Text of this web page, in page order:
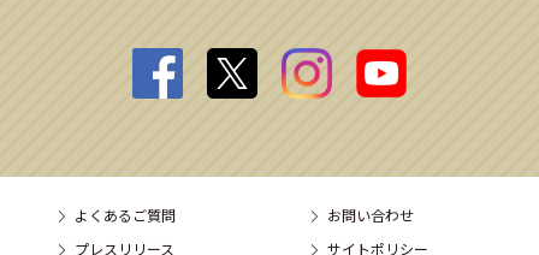
よくあるご質問
お問い合わせ
プレスリリース
サイトポリシー